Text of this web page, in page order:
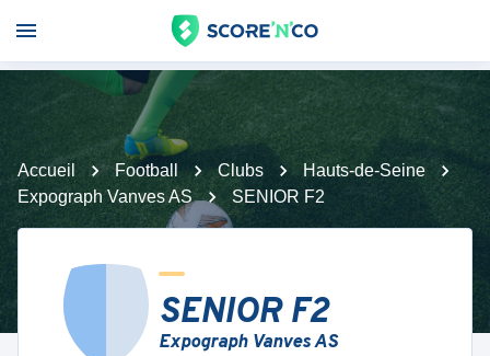
Accueil Football Clubs
Hauts-de-Seine
Expograph Vanves AS
SENIOR F2
SENIOR F2
Expograph Vanves AS